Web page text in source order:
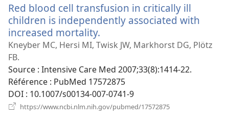
fenêtre)
Red blood cell transfusion in critically ill
children is independently associated with
increased mortality.
une
fenêtre)
Kneyber MC, Hersi MI, Twisk JW, Markhorst DG, Plötz
FB.
Source ‎: Intensive Care Med 2007;33(8):1414-22.
Référence ‎: PubMed 17572875
DOI ‎: 10.1007/s00134-007-0741-9
https://www.ncbi.nlm.nih.gov/pubmed/17572875